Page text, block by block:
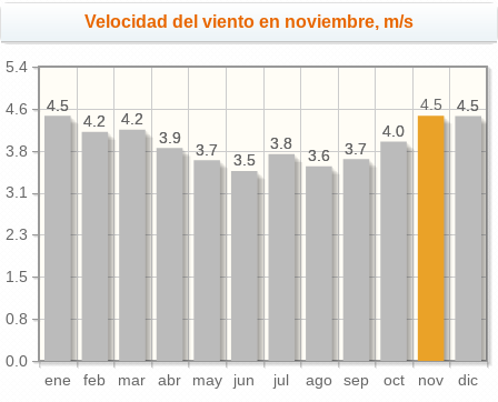
Velocidad del viento en noviembre, m/s
ene feb mar abr may jun jul ago sep oct nov dic
0.0
0.8
1.5
2.3
3.1
3.8
4.6
5.4
4.5
4.0
3.7
3.6
3.8
3.5
3.7
3.9
4.2
4.2
4.5 4.5
4.5
4.0
3.7
3.6
3.8
3.5
3.7
3.9
4.2
4.2
4.5